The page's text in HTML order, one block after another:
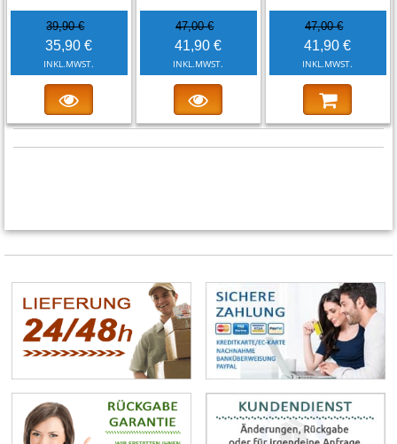
39,90 €
35,90 €
INKL.MWST.
47,00 €
41,90 €
INKL.MWST.
47,00 €
41,90 €
INKL.MWST.